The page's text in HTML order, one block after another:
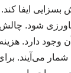
ایفا
شود.
دارد.
برای